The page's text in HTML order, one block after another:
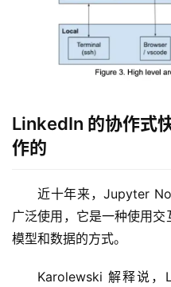
LinkedIn 的协作式
作的
近十年来，Jupyter
广泛使用，它是一种使用
模型和数据的方式。
Karolewski 解释说